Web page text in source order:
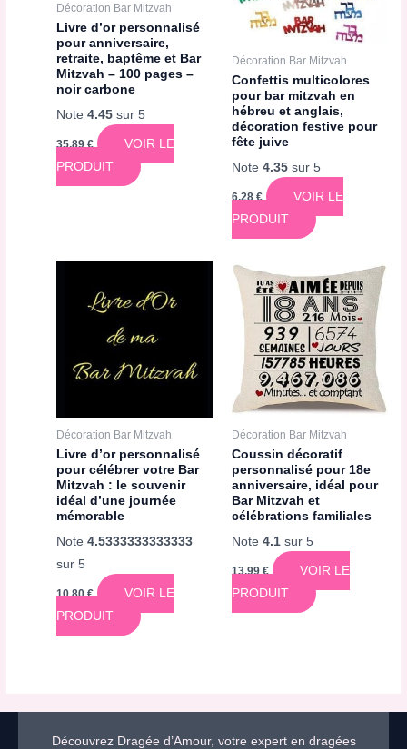
Décoration Bar Mitzvah
Livre d’or personnalisé
pour anniversaire,
retraite, baptême et Bar
Mitzvah – 100 pages –
noir carbone
Note4.45 sur 5
35,89€
VOIR LE
PRODUIT
Décoration Bar Mitzvah
Confettis multicolores
pour bar mitzvah en
hébreu et anglais,
décoration festive pour
fête juive
Note 4.35sur 5
6,28 €
VOIR LE
PRODUIT
Décoration Bar Mitzvah
Livre d’or personnalisé
pour célébrer votre Bar
Mitzvah : le souvenir
idéal d’une journée
mémorable
Note4.5333333333333
sur 5
10,80€
VOIR LE
PRODUIT
Décoration Bar Mitzvah
Coussin décoratif
personnalisé pour 18e
anniversaire, idéal pour
Bar Mitzvah et
célébrations familiales
Note 4.1sur 5
13,99 €
VOIR LE
PRODUIT
Découvrez Dragée d’Amour, votre expert en dragées